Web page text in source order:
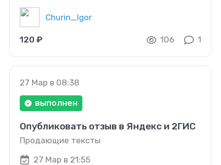
Churin_Igor
120 ₽ 106 1
27 Мар в 08:38
выполнен
Опубликовать отзыв в Яндекс и 2ГИС
Продающие тексты
27 Мар в 21:55